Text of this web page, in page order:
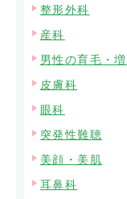
整形外科
産科
男性の育毛・
皮膚科
眼科
突発性難聴
美顔・美肌
耳鼻科